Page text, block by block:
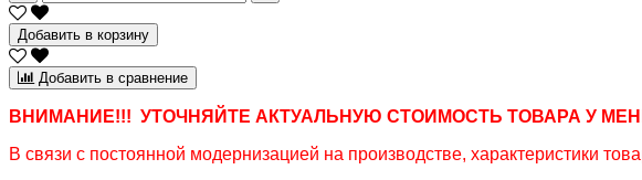
Добавить в корзину
Добавить в сравнение
ВНИМАНИЕ!!! УТОЧНЯЙТЕ АКТУАЛЬНУЮ СТОИМОСТЬ ТОВАРА У
В связи с постоянной модернизацией на производстве, характеристики